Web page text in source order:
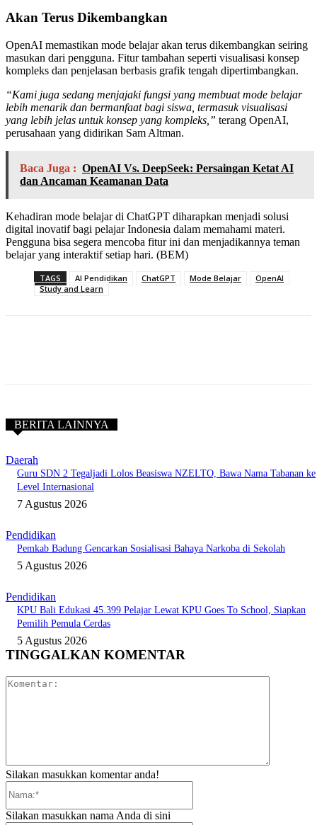
Akan Terus Dikembangkan
OpenAI memastikan mode belajar akan terus dikembangkan seiring
masukan dari pengguna. Fitur tambahan seperti visualisasi konsep
kompleks dan penjelasan berbasis grafik tengah dipertimbangkan.
“Kami juga sedang menjajaki fungsi yang membuat mode belajar
lebih menarik dan bermanfaat bagi siswa, termasuk visualisasi
yang lebih jelas untuk konsep yang kompleks,” terang OpenAI,
perusahaan yang didirikan Sam Altman.
Baca Juga : OpenAI Vs. DeepSeek: Persaingan Ketat AI
dan Ancaman Keamanan Data
Kehadiran mode belajar di ChatGPT diharapkan menjadi solusi
digital inovatif bagi pelajar Indonesia dalam memahami materi.
Pengguna bisa segera mencoba fitur ini dan menjadikannya teman
belajar yang interaktif setiap hari. (BEM)
TAGS AI Pendidikan ChatGPT Mode Belajar
OpenAI
Study and Learn
BERITA LAINNYA
Daerah
Guru SDN 2 Tegaljadi Lolos Beasiswa NZELTO, Bawa Nama Tabanan ke
Level Internasional
7 Agustus 2026
Pendidikan
Pemkab Badung Gencarkan Sosialisasi Bahaya Narkoba di Sekolah
5 Agustus 2026
Pendidikan
KPU Bali Edukasi 45.399 Pelajar Lewat KPU Goes To School, Siapkan
Pemilih Pemula Cerdas
5 Agustus 2026
TINGGALKAN KOMENTAR
Silakan masukkan komentar anda!
Silakan masukkan nama Anda di sini